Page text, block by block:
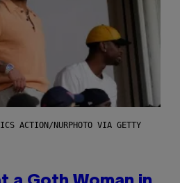
ACTION/NURPHOTO VIA GETTY